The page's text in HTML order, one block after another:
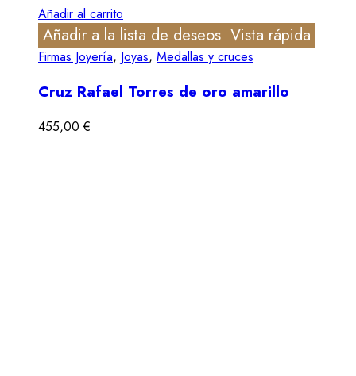
Añadir al carrito
Añadir a la lista de deseos Vista rápida
Firmas Joyería, Joyas, Medallas y cruces
Cruz Rafael Torres de oro amarillo
455,00€